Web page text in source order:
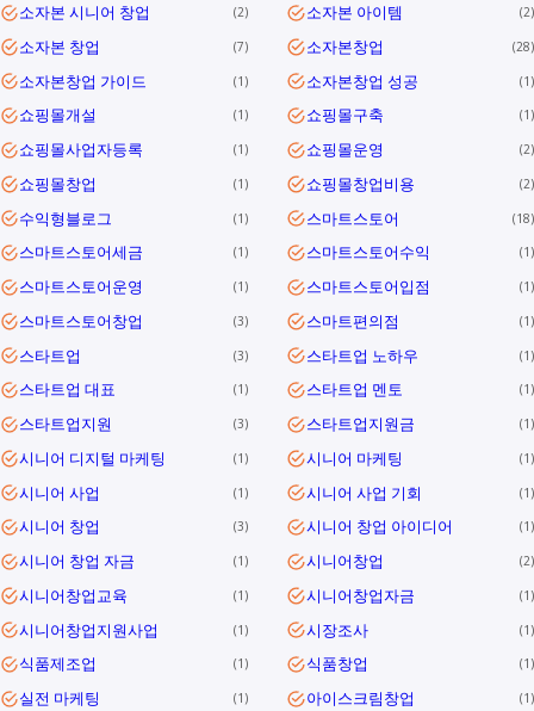
소자본 시니어 창업 2 소자본 아이템 2
소자본 창업 7 소자본창업 28
소자본창업 가이드 1 소자본창업 성공 1
쇼핑몰개설 1 쇼핑몰구축 1
쇼핑몰사업자등록 1 쇼핑몰운영 2
쇼핑몰창업 1 쇼핑몰창업비용 2
수익형블로그 1 스마트스토어 18
스마트스토어세금 1 스마트스토어수익 1
스마트스토어운영 1 스마트스토어입점 1
스마트스토어창업 3 스마트편의점 1
스타트업 3 스타트업 노하우 1
스타트업 대표 1 스타트업 멘토 1
스타트업지원 3 스타트업지원금 1
시니어 디지털 마케팅 1 시니어 마케팅 1
시니어 사업 1 시니어 사업 기회 1
시니어 창업 3 시니어 창업 아이디어 1
시니어 창업 자금 1 시니어창업 2
시니어창업교육 1 시니어창업자금 1
시니어창업지원사업 1 시장조사 1
식품제조업 1 식품창업 1
실전 마케팅 1 아이스크림창업 1